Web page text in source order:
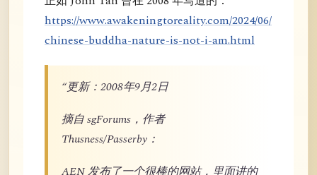
https://www.awakeningtoreality.com/2024/06/
chinese-buddha-nature-is-not-i-am.html
“更新：2008年9月2日
摘自 sgForums，作者
Thusness/Passerby：
AEN 发布了一个很棒的网站，里面讲的